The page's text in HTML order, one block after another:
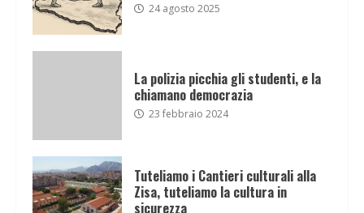
24 agosto 2025
La polizia picchia gli studenti, e la
chiamano democrazia
23 febbraio 2024
Tuteliamo i Cantieri culturali alla
Zisa, tuteliamo la cultura in
sicurezza